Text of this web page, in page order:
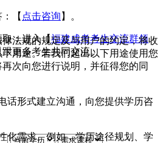
【 点击咨询 】。
：进入【福建成考考生交流群领
更多考生共同交流。
法规的规定及与用户的约定，将收
用途。若我们超出以下用途使用您
次向您进行说明，并征得您的同
话形式建立沟通，向您提供学历咨
化需求。例如，学历途径规划、学